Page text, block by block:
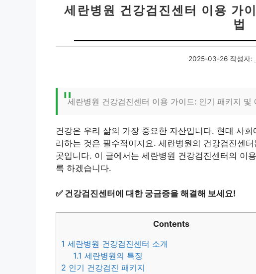
세란병원 건강검진센터 이용 가
법
2025-03-26 작성자:
세란병원 건강검진센터 이용 가이드: 인기 패키지 및
건강은 우리 삶의 가장 중요한 자산입니다. 현대 사
리하는 것은 필수적이지요. 세란병원의 건강검진센
곳입니다. 이 글에서는 세란병원 건강검진센터의 이
록 하겠습니다.
✅ 건강검진센터에 대한 궁금증을 해결해 보세요!
Contents
1 세란병원 건강검진센터 소개
1.1 세란병원의 특징
2 인기 건강검진 패키지